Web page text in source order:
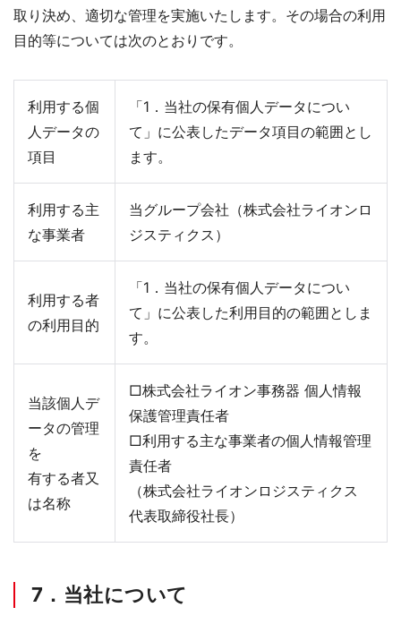
取り決め、適切な管理を実施いたします。その場合の利用
目的等については次のとおりです。
利用する個
人データの
項目
「1．当社の保有個人データについ
て」に公表したデータ項目の範囲とし
ます。
利用する主
な事業者
当グループ会社（株式会社ライオンロ
ジスティクス）
利用する者
の利用目的
「1．当社の保有個人データについ
て」に公表した利用目的の範囲としま
す。
当該個人デ
ータの管理
を
有する者又
は名称
□株式会社ライオン事務器 個人情報
保護管理責任者
□利用する主な事業者の個人情報管理
責任者
（株式会社ライオンロジスティクス
代表取締役社長）
7．当社について